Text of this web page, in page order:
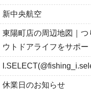
新中央航空
東陽町店の周辺地図｜
ウトドアライフをサポー
休業日のお知らせ